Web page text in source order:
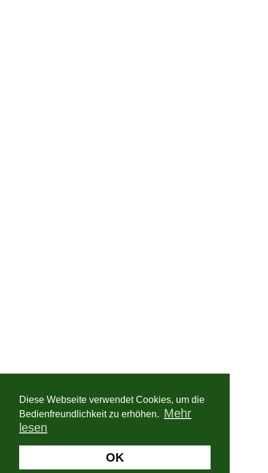
Diese Webseite verwendet Cookies, um die
Bedienfreundlichkeit zu erhöhen. Mehr
lesen
OK